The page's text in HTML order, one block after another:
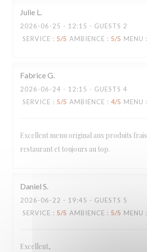
Julie L
2026-06-25 - 12:15 - GUESTS 2
SERVICE : 5/5 AMBIENCE : 5/5 MENU :
FabriceG
2026-06-24 - 12:15 - GUESTS 4
SERVICE : 5/5 AMBIENCE : 4/5 MENU :
Excellent menu original aux produits
restaurant et toujours au top.
Daniel S
2026-06-22 - 19:45 - GUESTS 5
SERVICE : 5/5 AMBIENCE : 5/5 MENU :
Excellent,